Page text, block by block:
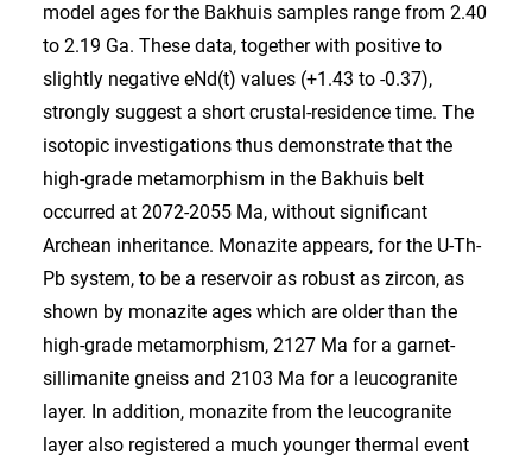
model ages for the Bakhuis samples range from 2.40
to 2.19 Ga. These data, together with positive to
slightly negative eNd(t) values (+1.43 to -0.37),
strongly suggest a short crustal-residence time. The
isotopic investigations thus demonstrate that the
high-grade metamorphism in the Bakhuis belt
occurred at 2072-2055 Ma, without significant
Archean inheritance. Monazite appears, for the U-Th-
Pb system, to be a reservoir as robust as zircon, as
shown by monazite ages which are older than the
high-grade metamorphism, 2127 Ma for a garnet-
sillimanite gneiss and 2103 Ma for a leucogranite
layer. In addition, monazite from the leucogranite
layer also registered a much younger thermal event